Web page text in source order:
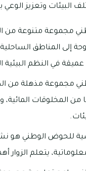
البيئات وتعزيز
مجموعة متنوعة من
إلى المناطق
عميقة في النظم البيئية
مجموعة مذهلة من
المخلوقات المائية،
للحوض الوطني هو
يتعلم الزوار